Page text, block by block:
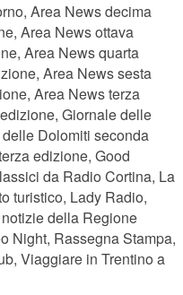
Area News decima
Area News ottava
Area News quarta
Area News sesta
Area News terza
Giornale delle
Dolomiti seconda
edizione, Good
da Radio Cortina, La
turistico, Lady Radio,
della Regione
Night, Rassegna Stampa,
Viaggiare in Trentino a